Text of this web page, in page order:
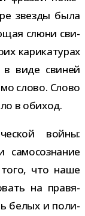
звезды была
слюни сви­
кари­ка­ту­рах
в виде сви­ней
слово. Слово
в обиход.
войны:
что наше
на пра­вя­
белых и поли­